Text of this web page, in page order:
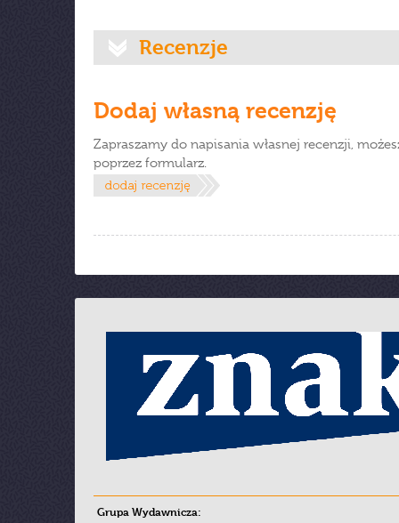
Recenzje
Dodaj własną recenzję
Zapraszamy do napisania własnej recenzji,
poprzez formularz.
Grupa Wydawnicza: